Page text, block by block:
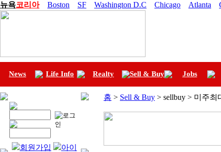
뉴욕코리아 Boston SF Washington D.C Chicago Atlanta
News Life Info Realty Sell & Buy Jobs
회원가입
아이
홈 > Sell & Buy > sellbuy > 미주최